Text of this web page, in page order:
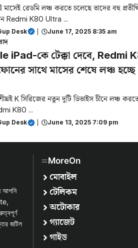
মাসেই রেডমি লঞ্চ করতে চলেছে তাদের বহু
Redmi K80 Ultra ...
Desk June 17, 2025 8:35 am
iPad-কে টেক্কা দেবে, Redmi
সাথে মাসের শেষে লঞ্চ
K সিরিজের নতুন দুটি ডিভাইস চীনে লঞ্চ
K80 ...
Desk June 13, 2025 7:09 pm
আপনি
জটিল
MoreOn
মোবাইল
টেলিকম
অটোকার
গ্যাজেট
গাইড